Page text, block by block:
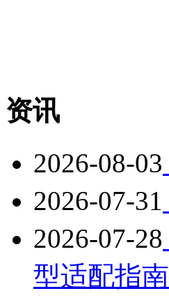
资讯
2026-08-03
2026-07-31
2026-07-28
型适配指南